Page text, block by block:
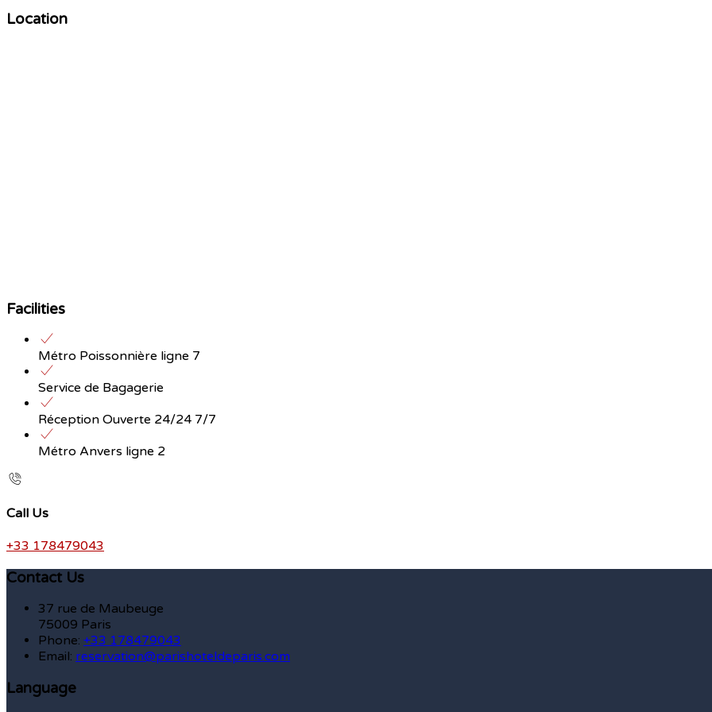
Location
Facilities
Métro Poissonnière ligne 7
Service de Bagagerie
Réception Ouverte 24/24 7/7
Métro Anvers ligne 2
Call Us
+33 178479043
Contact Us
37 rue de Maubeuge
75009 Paris
Phone: +33 178479043
Email: reservation@parishoteldeparis.com
Language